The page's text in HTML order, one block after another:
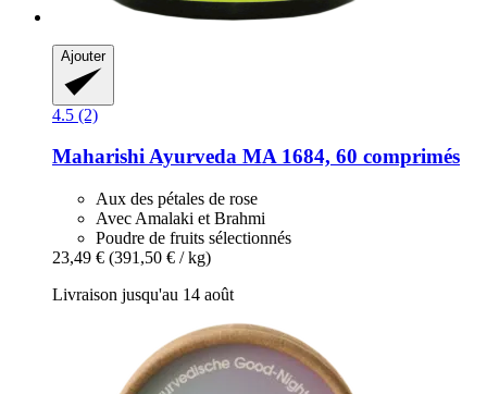
Ajouter
4.5 (2)
Maharishi Ayurveda MA 1684, 60 comprimés
Aux des pétales de rose
Avec Amalaki et Brahmi
Poudre de fruits sélectionnés
23,49 € (391,50 € / kg)
Livraison jusqu'au 14 août